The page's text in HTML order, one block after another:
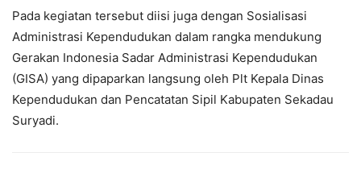
Pada kegiatan tersebut diisi juga dengan Sosialisasi
Administrasi Kependudukan dalam rangka mendukung
Gerakan Indonesia Sadar Administrasi Kependudukan
(GISA) yang dipaparkan langsung oleh Plt Kepala Dinas
Kependudukan dan Pencatatan Sipil Kabupaten Sekadau
Suryadi.